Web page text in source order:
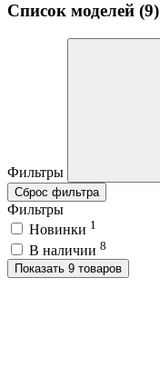
Список моделей (9)
Фильтры
Сброс фильтра
Фильтры
Новинки 1
В наличии 8
Показать 9 товаров